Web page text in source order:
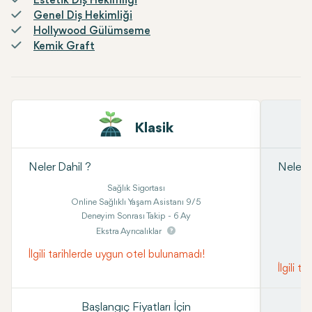
Genel Diş Hekimliği
Hollywood Gülümseme
Kemik Graft
Klasik
Neler Dahil ?
Sağlık Sigortası
Online Sağlıklı Yaşam Asistanı 9/5
Deneyim Sonrası Takip - 6 Ay
Ekstra Ayrıcalıklar
İlgili tarihlerde uygun otel bulunamadı!
Başlangıç Fiyatları İçin
Neler
İlgili